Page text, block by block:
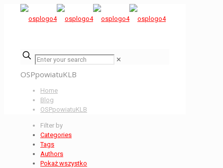
✕
OSPpowiatuKLB
Home
Blog
OSPpowiatuKLB
Filter by
Categories
Tags
Authors
Pokaż wszystko